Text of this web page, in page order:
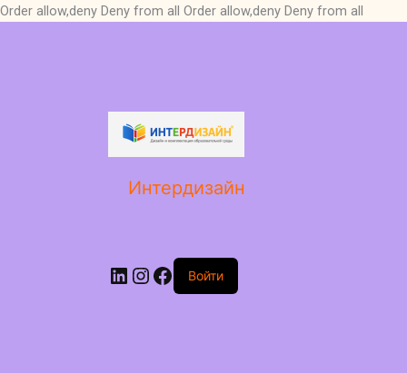
Order allow,deny Deny from all Order allow,deny Deny from all
Интердизайн
LinkedIn
Instagram
Facebook
Войти